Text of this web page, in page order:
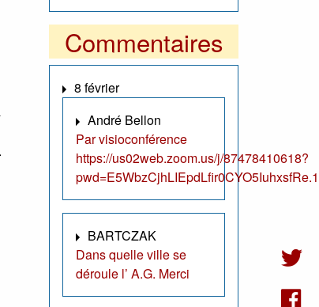
Commentaires
8 février
André Bellon
Par visioconférence
https://us02web.zoom.us/j/87478410618?
BARTCZAK
Dans quelle ville se
déroule l’ A.G. Merci